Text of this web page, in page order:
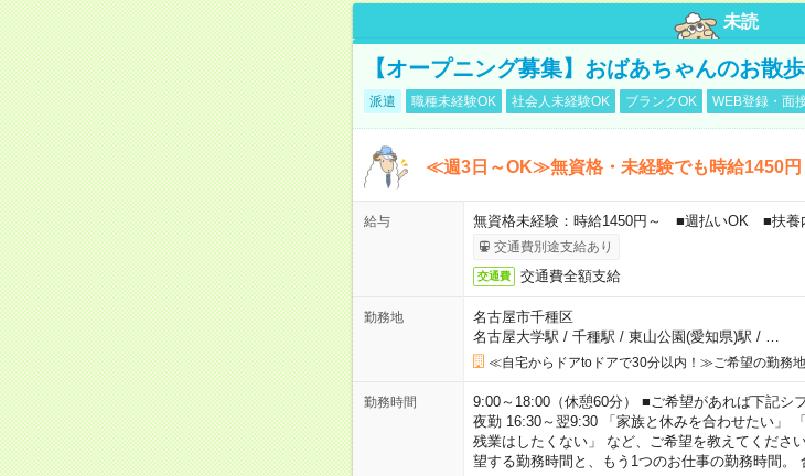
未読
【オープニング募集】おばあちゃんのお散
派遣 職種未経験OK 社会人未経験OK ブランクOK WEB登録・面
≪週3日～OK≫無資格・未経験でも時給1450円
給与 無資格未経験：時給1450円～ ■週払いOK ■扶
交通費別途支給あり
交通費 交通費全額支給
勤務地
名古屋市千種区
名古屋大学駅 / 千種駅 / 東山公園(愛知県)駅 /
≪自宅からドアtoドアで30分以内！≫ご希望の勤務地
勤務時間
9:00～18:00（休憩60分） ■ご希望があれば下記シ
夜勤 16:30～翌9:30 「家族と休みを合わせたい」
残業はしたくない」 など、ご希望を教えてくだ
望する勤務時間と、もう1つのお仕事の勤務時間。